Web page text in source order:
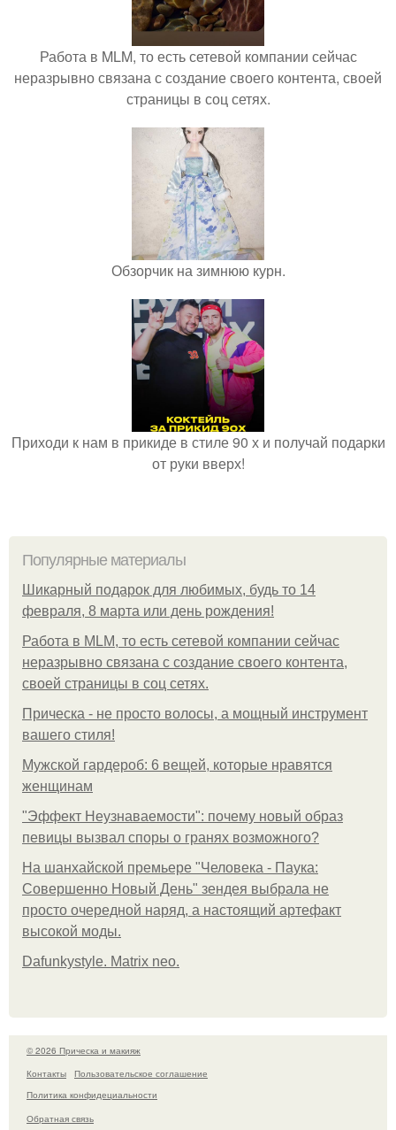
Работа в MLM, то есть сетевой компании сейчас
неразрывно связана с создание своего контента, своей
страницы в соц сетях.
Обзорчик на зимнюю курн.
Приходи к нам в прикиде в стиле 90 х и получай подарки
от руки вверх!
Популярные материалы
Шикарный подарок для любимых, будь то 14
февраля, 8 марта или день рождения!
Работа в MLM, то есть сетевой компании сейчас
неразрывно связана с создание своего контента,
своей страницы в соц сетях.
Прическа - не просто волосы, а мощный инструмент
вашего стиля!
Мужской гардероб: 6 вещей, которые нравятся
женщинам
"Эффект Неузнаваемости": почему новый образ
певицы вызвал споры о гранях возможного?
На шанхайской премьере "Человека - Паука:
Совершенно Новый День" зендея выбрала не
просто очередной наряд, а настоящий артефакт
высокой моды.
Dafunkystyle. Matrix neo.
© 2026 Прическа и макияж
Контакты
Пользовательское соглашение
Политика конфидециальности
Обратная связь